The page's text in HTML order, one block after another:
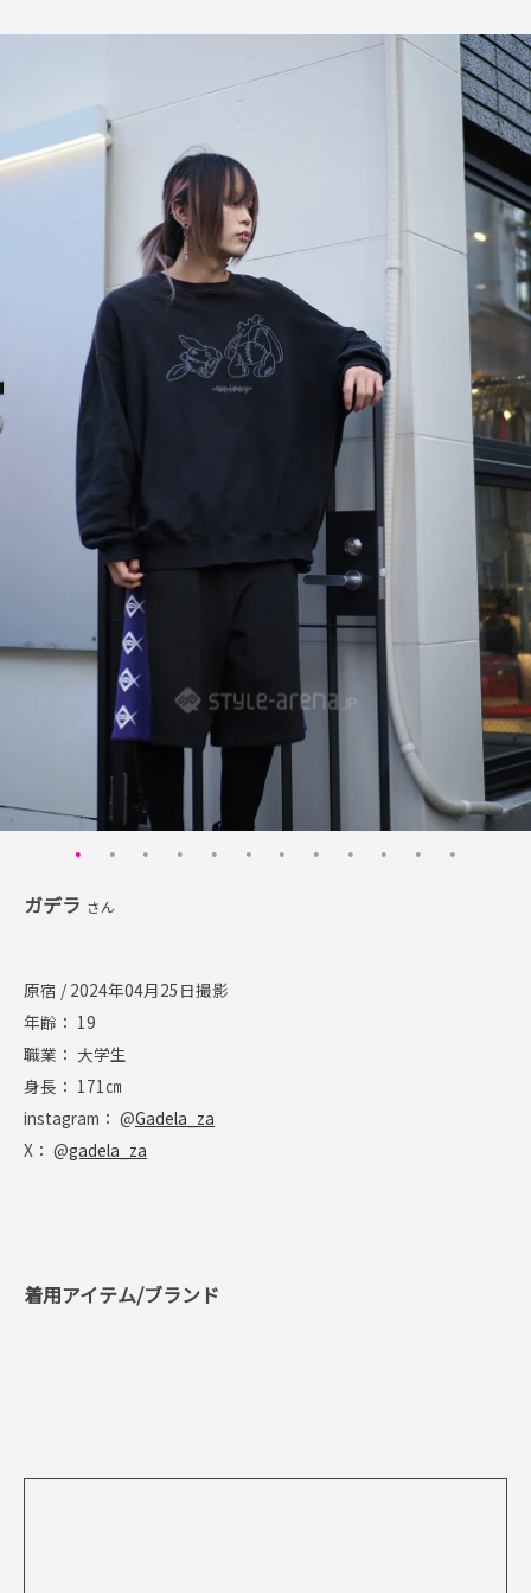
ガデラ さん
原宿 / 2024年04月25日撮影
年齢： 19
職業： 大学生
身長： 171㎝
instagram： @Gadela_za
X： @gadela_za
着用アイテム/ブランド